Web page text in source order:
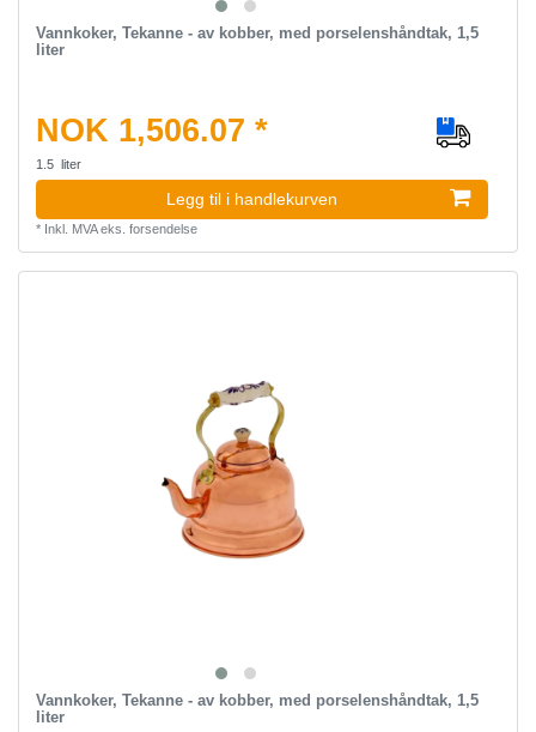
Vannkoker, Tekanne - av kobber, med porselenshåndtak, 1,5
liter
NOK 1,506.07 *
1.5 liter
Legg til i handlekurven
* Inkl. MVAeks. forsendelse
Vannkoker, Tekanne - av kobber, med porselenshåndtak, 1,5
liter